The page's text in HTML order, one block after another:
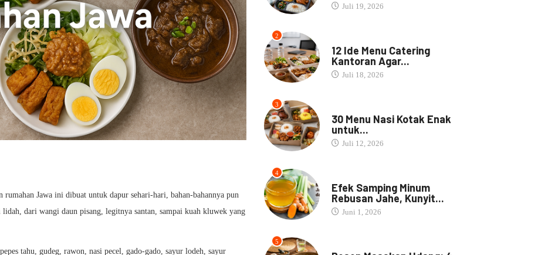
rumahan Jawa ini dibuat untuk dapur sehari-hari, bahan-bahannya pun
dari wangi daun pisang, legitnya santan, sampai kuah kluwek yang
tahu, gudeg, rawon, nasi pecel, gado-gado, sayur lodeh, sayur
Juli 19, 2026
2
12 Ide Menu Catering
Kantoran Agar...
Juli 18, 2026
3
30 Menu Nasi Kotak Enak
untuk...
Juli 12, 2026
4
Efek Samping Minum
Rebusan Jahe, Kunyit...
Juni 1, 2026
5